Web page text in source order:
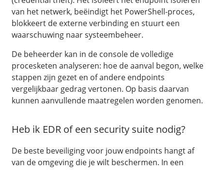
van het netwerk, beëindigt het PowerShell-proces,
blokkeert de externe verbinding en stuurt een
waarschuwing naar systeembeheer.
De beheerder kan in de console de volledige
procesketen analyseren: hoe de aanval begon, welke
stappen zijn gezet en of andere endpoints
vergelijkbaar gedrag vertonen. Op basis daarvan
kunnen aanvullende maatregelen worden genomen.
Heb ik EDR of een security suite nodig?
De beste beveiliging voor jouw endpoints hangt af
van de omgeving die je wilt beschermen. In een